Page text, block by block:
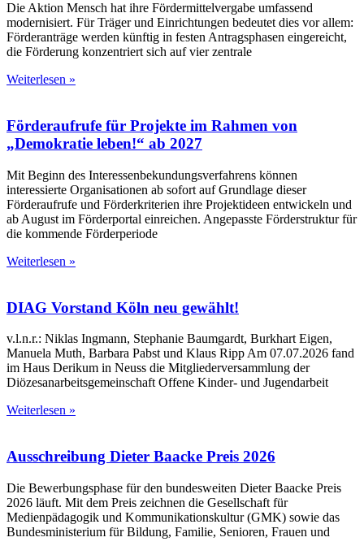
Die Aktion Mensch hat ihre Fördermittelvergabe umfassend
modernisiert. Für Träger und Einrichtungen bedeutet dies vor allem:
Förderanträge werden künftig in festen Antragsphasen eingereicht,
die Förderung konzentriert sich auf vier zentrale
Weiterlesen »
Förderaufrufe für Projekte im Rahmen von
„Demokratie leben!“ ab 2027
Mit Beginn des Interessenbekundungsverfahrens können
interessierte Organisationen ab sofort auf Grundlage dieser
Förderaufrufe und Förderkriterien ihre Projektideen entwickeln und
ab August im Förderportal einreichen. Angepasste Förderstruktur für
die kommende Förderperiode
Weiterlesen »
DIAG Vorstand Köln neu gewählt!
v.l.n.r.: Niklas Ingmann, Stephanie Baumgardt, Burkhart Eigen,
Manuela Muth, Barbara Pabst und Klaus Ripp Am 07.07.2026 fand
im Haus Derikum in Neuss die Mitgliederversammlung der
Diözesanarbeitsgemeinschaft Offene Kinder- und Jugendarbeit
Weiterlesen »
Ausschreibung Dieter Baacke Preis 2026
Die Bewerbungsphase für den bundesweiten Dieter Baacke Preis
2026 läuft. Mit dem Preis zeichnen die Gesellschaft für
Medienpädagogik und Kommunikationskultur (GMK) sowie das
Bundesministerium für Bildung, Familie, Senioren, Frauen und